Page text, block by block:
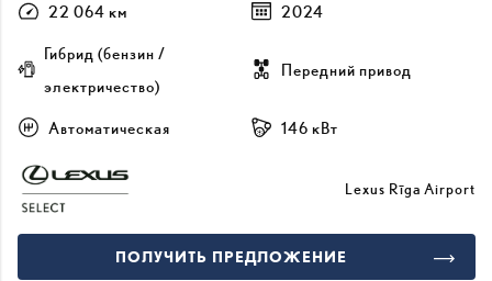
22 064 км 2024
Гибрид (бензин /
электричество)
Передний привод
Автоматическая 146 кВт
Lexus Rīga Airport
ПОЛУЧИТЬ ПРЕДЛОЖЕНИЕ